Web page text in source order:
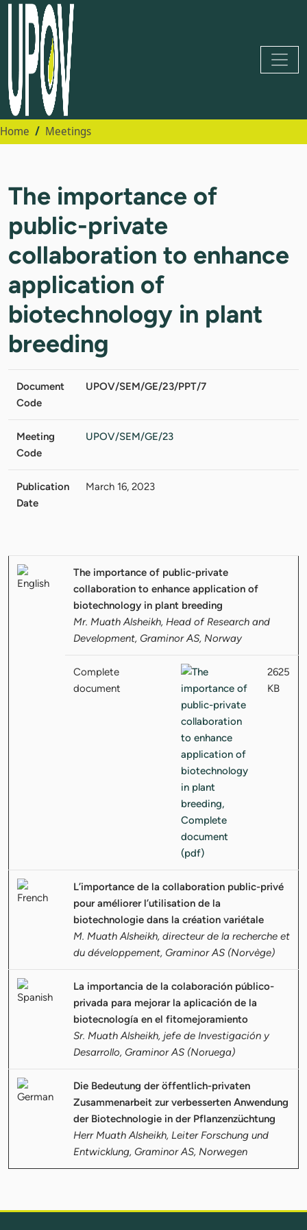
Home Meetings
The importance of
public-private
collaboration to enhance
application of
biotechnology in plant
breeding
Document
Code
UPOV/SEM/GE/23/PPT/7
Meeting
Code
UPOV/SEM/GE/23
Publication
Date
March 16, 2023
The importance of public-private
collaboration to enhance application of
biotechnology in plant breeding
Mr. Muath Alsheikh, Head of Research and
Development, Graminor AS, Norway
Complete
document
2625
KB
L’importance de la collaboration public-privé
pour améliorer l’utilisation de la
biotechnologie dans la création variétale
M. Muath Alsheikh, directeur de la recherche et
du développement, Graminor AS (Norvège)
La importancia de la colaboración público-
privada para mejorar la aplicación de la
biotecnología en el fitomejoramiento
Sr. Muath Alsheikh, jefe de Investigación y
Desarrollo, Graminor AS (Noruega)
Die Bedeutung der öffentlich-privaten
Zusammenarbeit zur verbesserten Anwendung
der Biotechnologie in der Pflanzenzüchtung
Herr Muath Alsheikh, Leiter Forschung und
Entwicklung, Graminor AS, Norwegen